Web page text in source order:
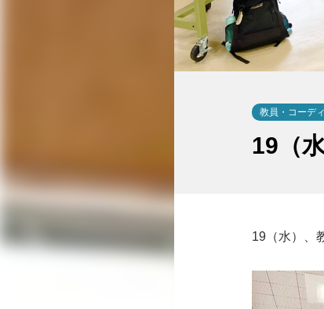
教員・コーデ
19（
19（水）、